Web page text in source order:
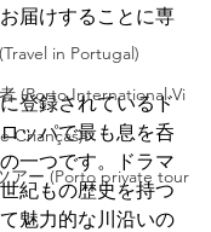
in Portugal)
(Porto International Vi
Crianças)
アー (Porto private tour
届けすることに専
登録されているド
ッパで最も息を呑
一つです。ドラマ
紀もの歴史を持つ
魅力的な川沿いの